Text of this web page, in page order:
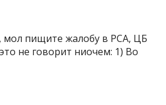
мол пищите жалобу в РСА, ЦБ
не говорит ниочем: 1) Во